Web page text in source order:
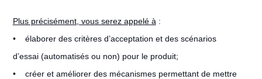
Plus précisément, vous serez appelé à :
• élaborer des critères d’acceptation et des scénarios
d’essai (automatisés ou non) pour le produit;
• créer et améliorer des mécanismes permettant de mettre